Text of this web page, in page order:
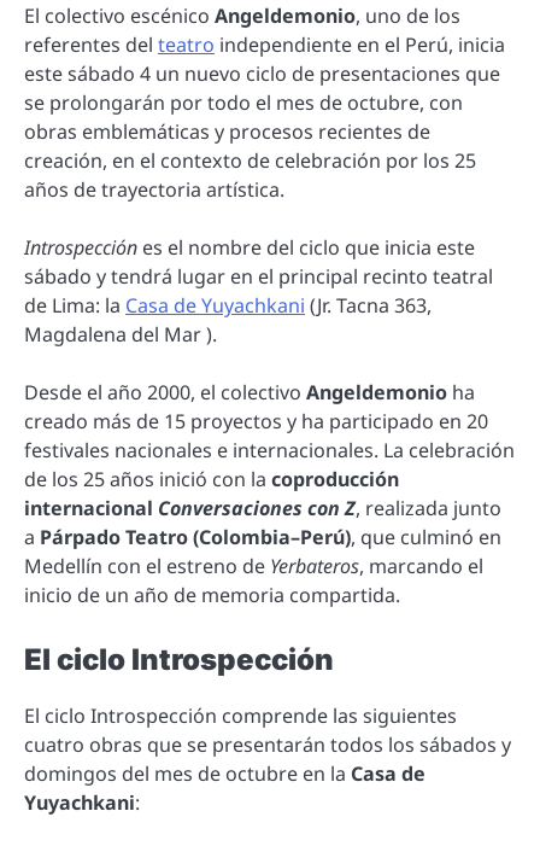
El colectivo escénico Angeldemonio, uno de los
referentes del teatro independiente en el Perú, inicia
este sábado 4 un nuevo ciclo de presentaciones que
se prolongarán por todo el mes de octubre, con
obras emblemáticas y procesos recientes de
creación, en el contexto de celebración por los 25
años de trayectoria artística.
Introspección es el nombre del ciclo que inicia este
sábado y tendrá lugar en el principal recinto teatral
de Lima: la Casa de Yuyachkani (Jr. Tacna 363,
Magdalena del Mar ).
Desde el año 2000, el colectivo Angeldemonio ha
creado más de 15 proyectos y ha participado en 20
festivales nacionales e internacionales. La celebración
de los 25 años inició con la coproducción
internacional Conversaciones con Z, realizada junto
a Párpado Teatro (Colombia–Perú), que culminó en
Medellín con el estreno de Yerbateros, marcando el
inicio de un año de memoria compartida.
El ciclo Introspección
El ciclo Introspección comprende las siguientes
cuatro obras que se presentarán todos los sábados y
domingos del mes de octubre en la Casa de
Yuyachkani: